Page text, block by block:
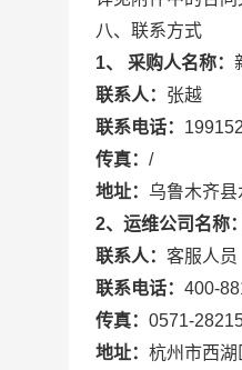
八、联系方式
1、 采购人名称：
联系人： 张越
联系电话：
传真： /
地址： 乌鲁木齐
2、运维公司名称：
联系人： 客服人员
联系电话： 400-
传真： 0571-
地址： 杭州市西